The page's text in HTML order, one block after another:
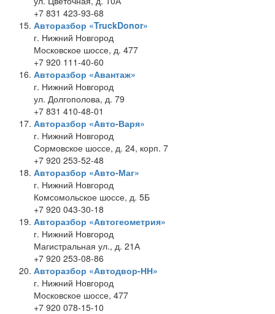
+7 831 423-93-68
Авторазбор «TruckDonor»
г. Нижний Новгород
Московское шоссе, д. 477
+7 920 111-40-60
Авторазбор «Авантаж»
г. Нижний Новгород
ул. Долгополова, д. 79
+7 831 410-48-01
Авторазбор «Авто-Варя»
г. Нижний Новгород
Сормовское шоссе, д. 24, корп. 7
+7 920 253-52-48
Авторазбор «Авто-Маг»
г. Нижний Новгород
Комсомольское шоссе, д. 5Б
+7 920 043-30-18
Авторазбор «Автогеометрия»
г. Нижний Новгород
Магистральная ул., д. 21А
+7 920 253-08-86
Авторазбор «Автодвор-НН»
г. Нижний Новгород
Московское шоссе, 477
+7 920 078-15-10